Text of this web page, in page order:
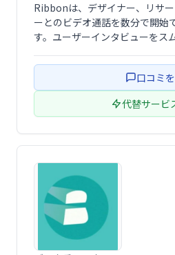
Ribbonは、デザイナー、リサ
ーとのビデオ通話を数分で開始
す。ユーザーインタビューをス
サーチを実現し、製品開発を加
口コミ
代替サービ